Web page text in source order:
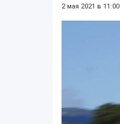
2 мая 2021 в 11:00